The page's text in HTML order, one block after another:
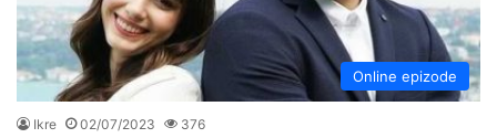
Online epizode
Ikre 02/07/2023 376